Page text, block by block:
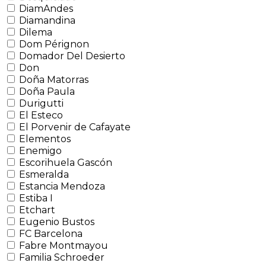
DiamAndes
Diamandina
Dilema
Dom Pérignon
Domador Del Desierto
Don
Doña Matorras
Doña Paula
Durigutti
El Esteco
El Porvenir de Cafayate
Elementos
Enemigo
Escorihuela Gascón
Esmeralda
Estancia Mendoza
Estiba I
Etchart
Eugenio Bustos
FC Barcelona
Fabre Montmayou
Familia Schroeder